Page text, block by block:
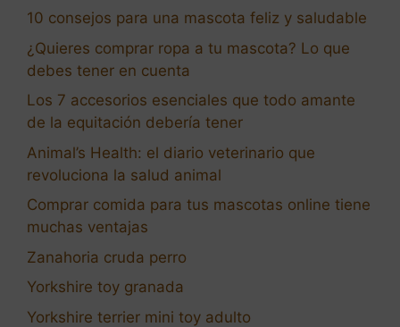
10 consejos para una mascota feliz y saludable
¿Quieres comprar ropa a tu mascota? Lo que
debes tener en cuenta
Los 7 accesorios esenciales que todo amante
de la equitación debería tener
Animal’s Health: el diario veterinario que
revoluciona la salud animal
Comprar comida para tus mascotas online tiene
muchas ventajas
Zanahoria cruda perro
Yorkshire toy granada
Yorkshire terrier mini toy adulto